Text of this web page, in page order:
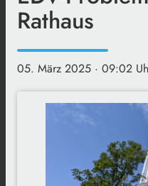
Rathaus
05. März 2025 · 09:02